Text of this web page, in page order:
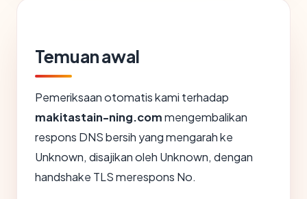
Temuan awal
Pemeriksaan otomatis kami terhadap
makitastain-ning.commengembalikan
respons DNS bersih yang mengarah ke
Unknown, disajikan oleh Unknown, dengan
handshake TLS merespons No.